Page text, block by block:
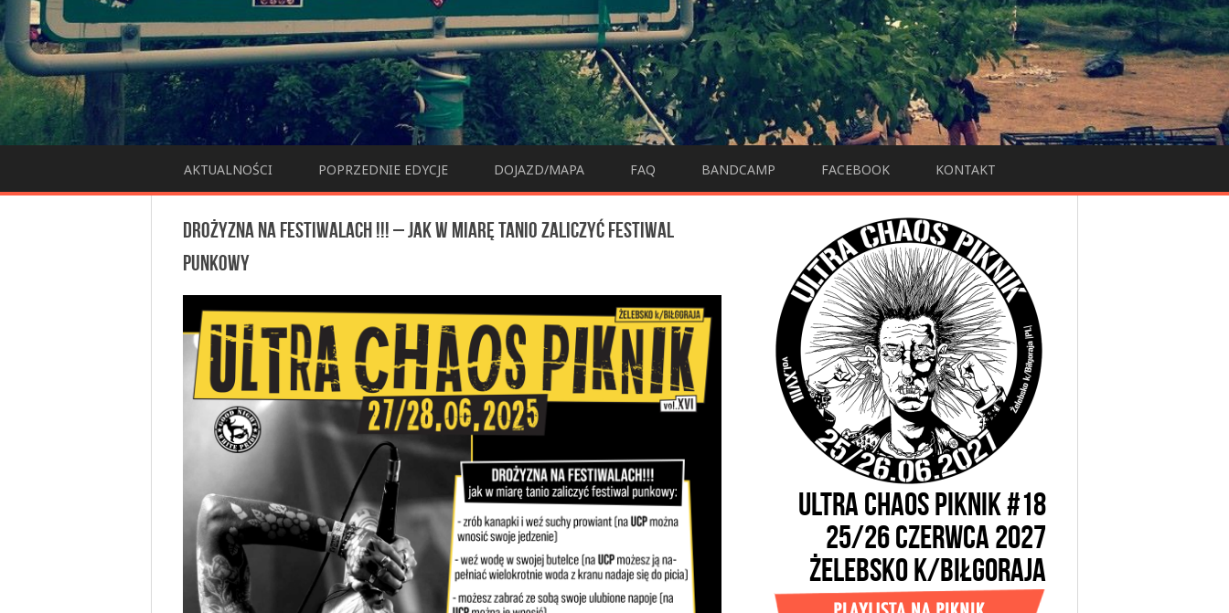
AKTUALNOŚCI POPRZEDNIE EDYCJE DOJAZD/MAPA FAQ BANDCAMP FACEBOOK KONTAKT
Drożyzna na festiwalach !!! – jak w miarę tanio zaliczyć festiwal
punkowy
ULTRA CHAOS PIKNIK #18
25/26 CZERWCA 2027
ŻELEBSKO k/BIŁGORAJA